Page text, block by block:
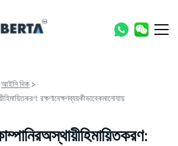
আইনি দিক >
রক্ষণাবেক্ষণব্যয়কীভাবেকমানোযায়